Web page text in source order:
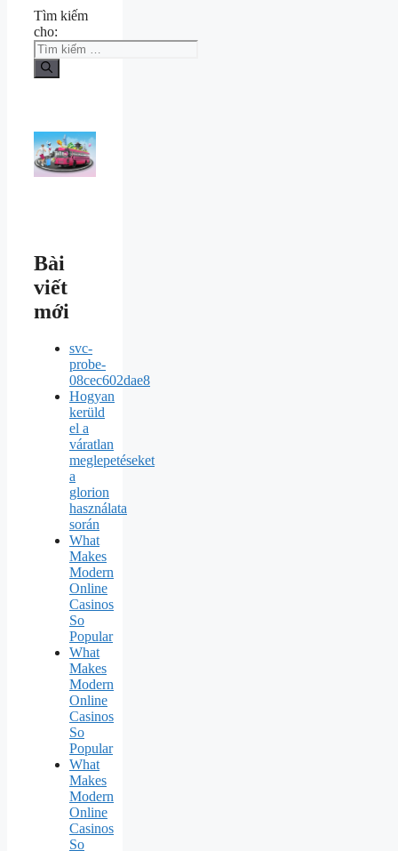
Tìm kiếm
cho:
Bài
viết
mới
svc-
probe-
08cec602dae8
Hogyan
kerüld
el a
váratlan
meglepetéseket
a
glorion
használata
során
What
Makes
Modern
Online
Casinos
So
Popular
What
Makes
Modern
Online
Casinos
So
Popular
What
Makes
Modern
Online
Casinos
So